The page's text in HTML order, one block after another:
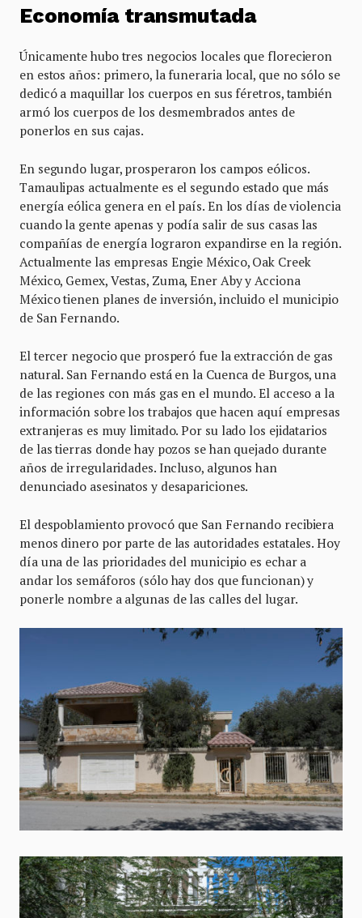
Economía transmutada
Únicamente hubo tres negocios locales que florecieron
en estos años: primero, la funeraria local, que no sólo se
dedicó a maquillar los cuerpos en sus féretros, también
armó los cuerpos de los desmembrados antes de
ponerlos en sus cajas.
En segundo lugar, prosperaron los campos eólicos.
Tamaulipas actualmente es el segundo estado que más
energía eólica genera en el país. En los días de violencia
cuando la gente apenas y podía salir de sus casas las
compañías de energía lograron expandirse en la región.
Actualmente las empresas Engie México, Oak Creek
México, Gemex, Vestas, Zuma, Ener Aby y Acciona
México tienen planes de inversión, incluido el municipio
de San Fernando.
El tercer negocio que prosperó fue la extracción de gas
natural. San Fernando está en la Cuenca de Burgos, una
de las regiones con más gas en el mundo. El acceso a la
información sobre los trabajos que hacen aquí empresas
extranjeras es muy limitado. Por su lado los ejidatarios
de las tierras donde hay pozos se han quejado durante
años de irregularidades. Incluso, algunos han
denunciado asesinatos y desapariciones.
El despoblamiento provocó que San Fernando recibiera
menos dinero por parte de las autoridades estatales. Hoy
día una de las prioridades del municipio es echar a
andar los semáforos (sólo hay dos que funcionan) y
ponerle nombre a algunas de las calles del lugar.